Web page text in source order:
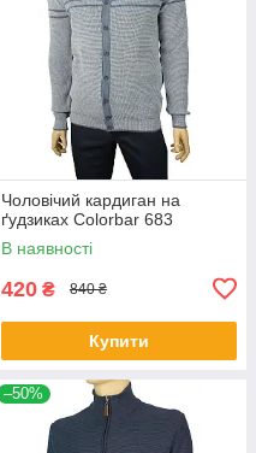
Чоловічий кардиган на
ґудзиках Colorbar 683
В наявності
420 ₴ 840 ₴
Купити
–50%